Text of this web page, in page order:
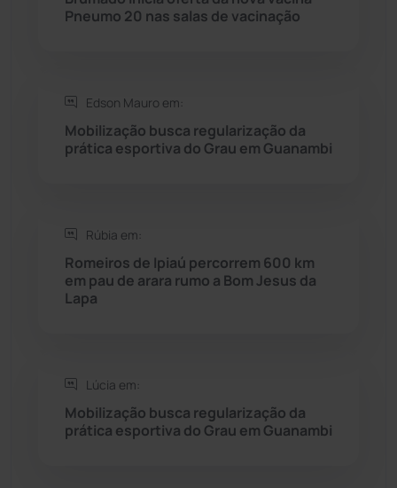
Saúde
Seabra (50)
Sítio do Mato
Sudoeste Baiano (1530)
Tanque Novo
Tecnologia (12)
Pneumo 20 nas salas de vacinação
Edson Mauro em:
Mobilização busca regularização da
prática esportiva do Grau em Guanambi
Rúbia em:
Romeiros de Ipiaú percorrem 600 km
em pau de arara rumo a Bom Jesus da
Lapa
Lúcia em:
Mobilização busca regularização da
prática esportiva do Grau em Guanambi